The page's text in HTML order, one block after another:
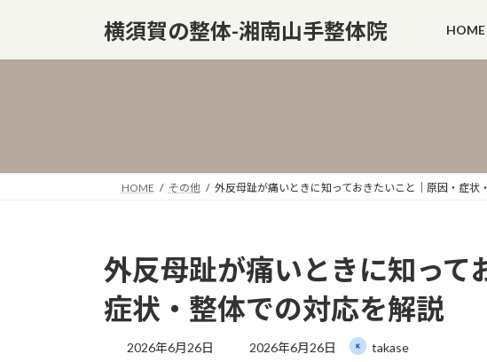
横須賀の整体-湘南山手整体院 HOME
HOME その他 外反母趾が痛いときに知っておきたいこと｜原因・症状
外反母趾が痛いときに知って
症状・整体での対応を解説
2026年6月26日
最
2026年6月26日 takase